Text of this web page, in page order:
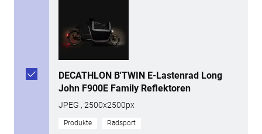
DECATHLON B'TWIN E-Lastenrad Long
John F900E Family Reflektoren
JPEG , 2500x2500px
Produkte Radsport